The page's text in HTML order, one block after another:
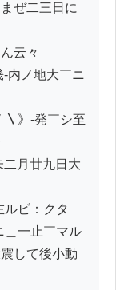
ぜ二三日に
云々
内ノ地大￣ニ
〵》-発￣シ至
月廿九日大
ルビ：クタ
＿一止￣マル
して後小動